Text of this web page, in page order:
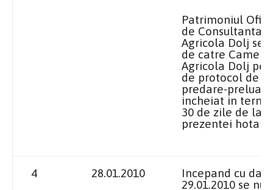
Patrimoniul
de Consultanta
Agricola Dolj se
de catre Camera
Agricola Dolj pe
de protocol de
predare-
incheiat in
30 de zile de la
prezentei
4 28.01.2010
Incepand cu
29.01.2010 se